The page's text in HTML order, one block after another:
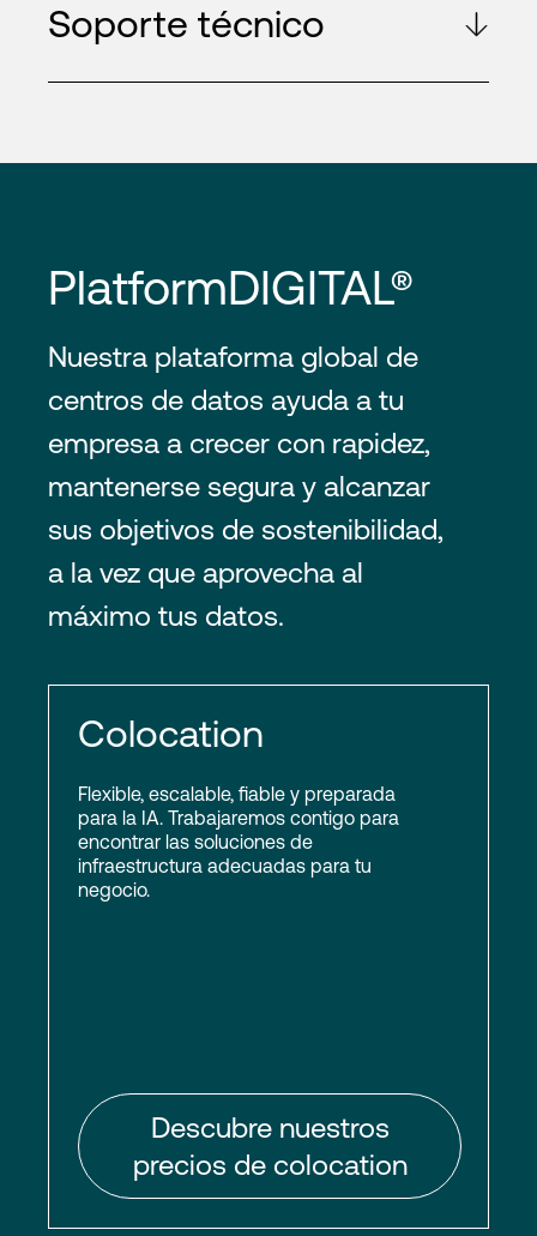
Soporte técnico
PlatformDIGITAL®
Nuestra plataforma global de
centros de datos ayuda a tu
empresa a crecer con rapidez,
mantenerse segura y alcanzar
sus objetivos de sostenibilidad,
a la vez que aprovecha al
máximo tus datos.
Colocation
Flexible, escalable, fiable y preparada
para la IA. Trabajaremos contigo para
encontrar las soluciones de
infraestructura adecuadas para tu
negocio.
Descubre nuestros
precios de colocation